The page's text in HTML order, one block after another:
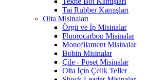
Tai Rubber Kamışları
Olta Misinaları
Örgü ve İp Misinalar
Fluorocarbon Misinalar
Monofilament Misinalar
Bobin Misinalar
Çile - Poşet Misinalar
Olta İçin Çelik Teller